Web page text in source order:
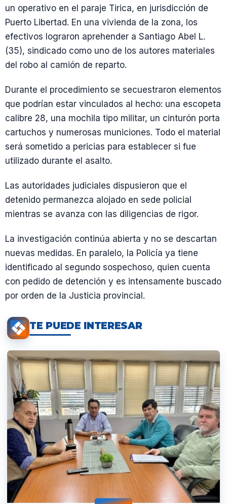
un operativo en el paraje Tirica, en jurisdicción de
Puerto Libertad. En una vivienda de la zona, los
efectivos lograron aprehender a Santiago Abel L.
(35), sindicado como uno de los autores materiales
del robo al camión de reparto.
Durante el procedimiento se secuestraron elementos
que podrían estar vinculados al hecho: una escopeta
calibre 28, una mochila tipo militar, un cinturón porta
cartuchos y numerosas municiones. Todo el material
será sometido a pericias para establecer si fue
utilizado durante el asalto.
Las autoridades judiciales dispusieron que el
detenido permanezca alojado en sede policial
mientras se avanza con las diligencias de rigor.
La investigación continúa abierta y no se descartan
nuevas medidas. En paralelo, la Policía ya tiene
identificado al segundo sospechoso, quien cuenta
con pedido de detención y es intensamente buscado
por orden de la Justicia provincial.
TE PUEDE INTERESAR